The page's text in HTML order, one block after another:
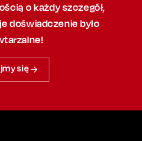
o każdy szczegół,
doświadczenie było
się